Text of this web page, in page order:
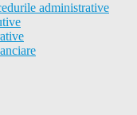
administrative